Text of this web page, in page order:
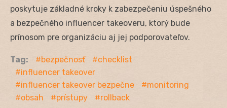
poskytuje základné kroky k zabezpečeniu úspešného
a bezpečného influencer takeoveru, ktorý bude
prínosom pre organizáciu aj jej podporovateľov.
Tag: bezpečnosť
checklist
influencer takeover
influencer takeover bezpečne
monitoring
obsah
prístupy rollback